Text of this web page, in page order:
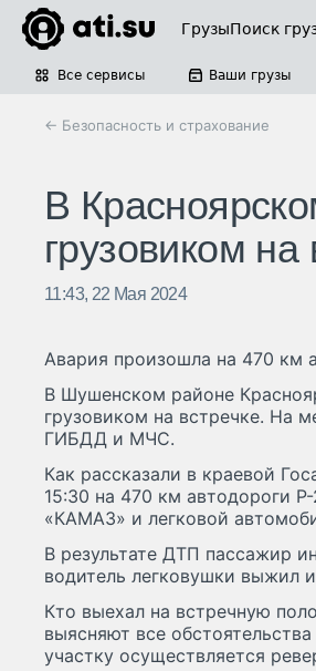
ГрузыПоиск
Все сервисы Ваши грузы
← Безопасность и страхование
В
грузовиком на
11:43, 22 Мая 2024
Авария произошла на 470 км
В Шушенском районе
грузовиком на встречке. На
ГИБДД и МЧС.
Как рассказали в краевой
15:30 на 470 км автодороги
«КАМАЗ» и легковой
В результате ДТП пассажир
водитель легковушки выжил
Кто выехал на встречную
выясняют все
участку осуществляется